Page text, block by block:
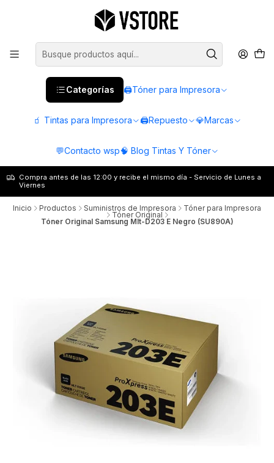
Categorías 🖨️Tóner para Impresora
🧃 Tintas para Impresora 🖨️Repuesto 💎Marcas
💬Contacto wsp🧠 Blog Tintas Y Tóner
Compra antes de las 12:00 y recibe el mismo día - Servicio de Lunes a
Viernes
Inicio Productos Suministros de Impresora Tóner para Impresora
Tóner Original
Tóner Original Samsung Mlt-D203 E Negro (SU890A)